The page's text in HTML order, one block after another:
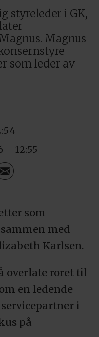
styreleder i GK,
Magnus
som leder av
- 12:55
som
med
Karlsen.
overlate roret til
en ledende
i
på